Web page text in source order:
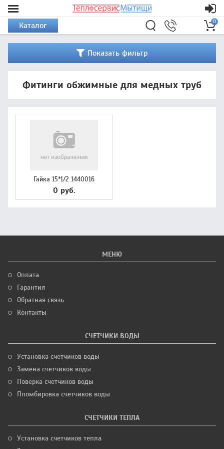
Каталог 0
Показать фильтр
Фитинги обжимные для медных труб
Гайка 15*1/2 1440016
0 руб.
МЕНЮ
Оплата
Гарантия
Обратная связь
Контакты
СЧЕТЧИКИ ВОДЫ
Установка счетчиков воды
Замена счетчиков воды
Поверка счетчиков воды
Пломбировка счетчиков воды
СЧЕТЧИКИ ТЕПЛА
Установка счетчиков тепла